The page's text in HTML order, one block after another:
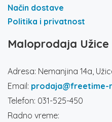
Način dostave
Politika i privatnost
Maloprodaja Užice
Adresa: Nemanjina 14a,
Email: prodaja@freetime-
Telefon: 031-525-450
Radno vreme: